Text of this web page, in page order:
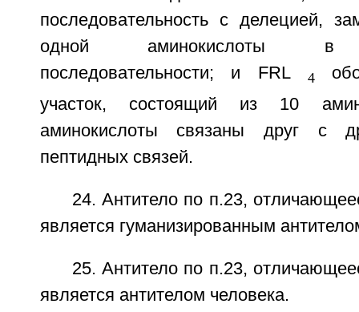
последовательность с делецией,
одной аминокислоты в
последовательности; и FRL 4
участок, состоящий из 10
аминокислоты связаны друг с
пептидных связей.
24. Антитело по п.23,
является гуманизированным
25. Антитело по п.23,
является антителом человека.